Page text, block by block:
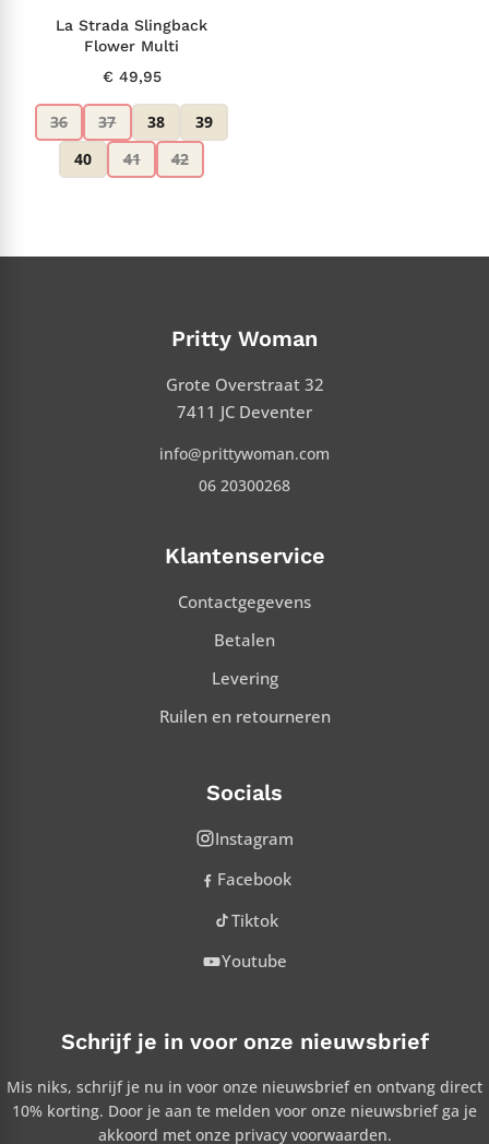
La Strada Slingback
Flower Multi
€ 49,95
36 37 38
39
40
41 42
Pritty Woman
Grote Overstraat 32
7411 JC Deventer
info@prittywoman.com
06 20300268
Klantenservice
Contactgegevens
Betalen
Levering
Ruilen en retourneren
Socials
Instagram
Facebook
Tiktok
Youtube
Schrijf je in voor onze nieuwsbrief
Mis niks, schrijf je nu in voor onze nieuwsbrief en ontvang direct
10% korting. Door je aan te melden voor onze nieuwsbrief ga je
akkoord met onze privacy voorwaarden.